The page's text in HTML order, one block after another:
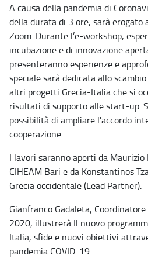
A causa della pandemia di
della durata di 3 ore, sarà
Zoom. Durante l’e-workshop,
incubazione e di innovazione
presenteranno esperienze e
speciale sarà dedicata allo
altri progetti Grecia-Italia che si
risultati di supporto alle start-up.
possibilità di ampliare l'accordo
cooperazione.
I lavori saranno aperti da
CIHEAM Bari e da Konstantinos
Grecia occidentale (Lead Partner).
Gianfranco Gadaleta,
2020, illustrerà Il nuovo
Italia, sfide e nuovi obiettivi
pandemia COVID-19.